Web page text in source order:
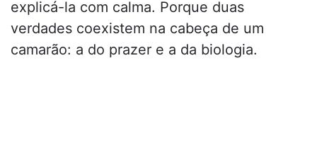
explicá-la com calma. Porque duas
verdades coexistem na cabeça de um
camarão: a do prazer e a da biologia.